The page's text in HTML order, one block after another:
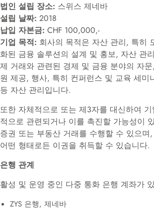
법인 설립 장소: 스위스 제네바
설립 날짜: 2018
납입 자본금: CHF 100,000,-
기업 목적: 회사의 목적은 자산 관리, 특히
화된 금융 솔루션의 설계 및 홍보, 자산 관
제 거래와 관련된 경제 및 금융 분야의 자
원 제공, 행사, 특히 컨퍼런스 및 교육 세미
등 자산 관리입니다.
또한 자체적으로 또는 제3자를 대신하여
적으로 관련되거나 이를 촉진할 가능성이
증권 또는 부동산 거래를 수행할 수 있으며
어떤 형태로든 이권을 취득할 수 있습니다.
은행 관계
활성 및 운영 중인 다중 통화 은행 계좌가
ZYS 은행, 제네바